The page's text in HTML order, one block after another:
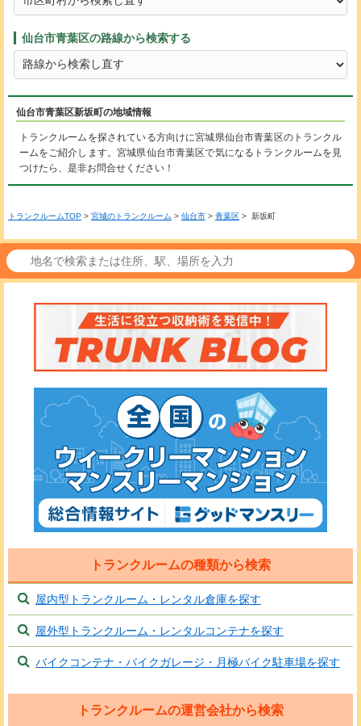
仙台市青葉区の路線から検索する
仙台市青葉区新坂町の地域情報
トランクルームを探されている方向けに宮城県仙台市青葉区のトランクル
ームをご紹介します。宮城県仙台市青葉区で気になるトランクルームを見
つけたら、是非お問合せください！
トランクルームTOP > 宮城のトランクルーム > 仙台市 > 青葉区 > 新坂町
トランクルームの種類から検索
屋内型トランクルーム・レンタル倉庫を探す
屋外型トランクルーム・レンタルコンテナを探す
バイクコンテナ・バイクガレージ・月極バイク駐車場を探す
トランクルームの運営会社から検索